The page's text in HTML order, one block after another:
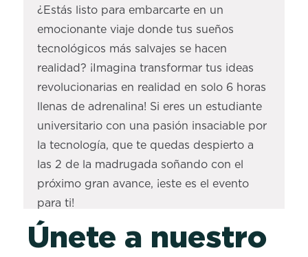
¿Estás listo para embarcarte en un
emocionante viaje donde tus sueños
tecnológicos más salvajes se hacen
realidad? ¡Imagina transformar tus ideas
revolucionarias en realidad en solo 6 horas
llenas de adrenalina! Si eres un estudiante
universitario con una pasión insaciable por
la tecnología, que te quedas despierto a
las 2 de la madrugada soñando con el
próximo gran avance, ¡este es el evento
para ti!
Llamamos a los mejores talentos en
Únete a nuestro